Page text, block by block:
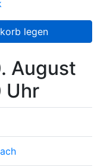
legen
August
Uhr